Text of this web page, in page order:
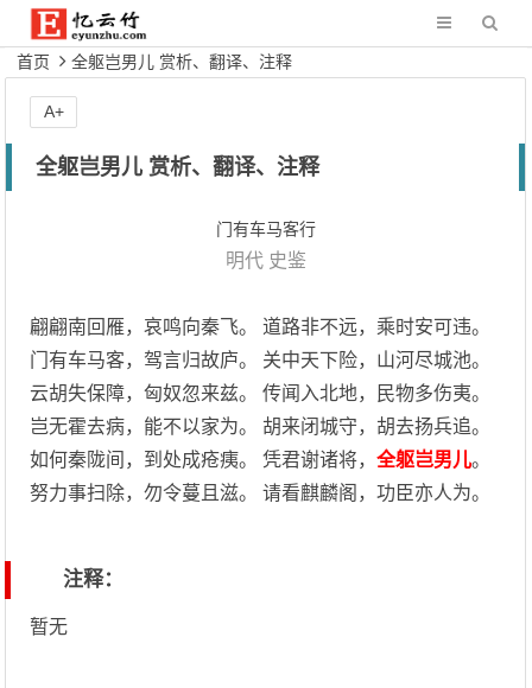
首页 全躯岂男儿 赏析、翻译、注释
全躯岂男儿 赏析、翻译、注释
门有车马客行
明代 史鉴
翩翩南回雁，哀鸣向秦飞。 道路非不远，乘时安可违。
门有车马客，驾言归故庐。 关中天下险，山河尽城池。
云胡失保障，匈奴忽来兹。 传闻入北地，民物多伤夷。
岂无霍去病，能不以家为。 胡来闭城守，胡去扬兵追。
如何秦陇间，到处成疮痍。 凭君谢诸将，全躯岂男儿。
努力事扫除，勿令蔓且滋。 请看麒麟阁，功臣亦人为。
注释：
暂无
A+